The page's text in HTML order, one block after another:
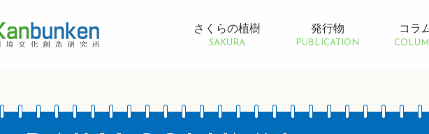
さくらの植樹
SAKURA
発行物
PUBLICATION
コラ